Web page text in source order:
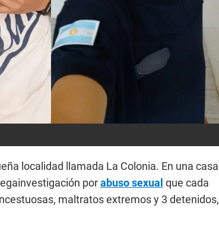
localidad llamada La Colonia. En una casa
porabuso sexual que cada
maltratos extremos y 3 detenidos,